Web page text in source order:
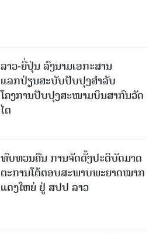
ລາວ-ຍີ່ປຸ່ນ ລົງນາມເອກະສານ
ແລກປ່ຽນສະບັບປັບປຸງສໍາລັບ
ໂຄງການປັບປຸງສະໜາມບິນສາກົນວັດ
ໄຕ
ທົບທວນຄືນ ການຈັດຕັ້ງປະຕິບັດມາດ
ຕະການໂຕ້ຕອບສະພາບພະຍາດໝາກ
ແດງໃຫຍ່ ຢູ່ ສປປ ລາວ